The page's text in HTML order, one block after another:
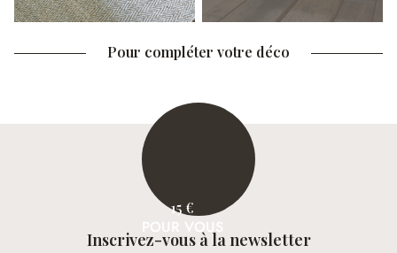
Pour compléter votre déco
15 €
POUR VOUS
Inscrivez-vous à la newsletter